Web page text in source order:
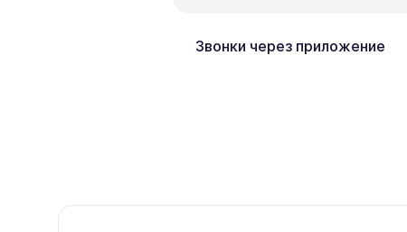
Звонки через приложение